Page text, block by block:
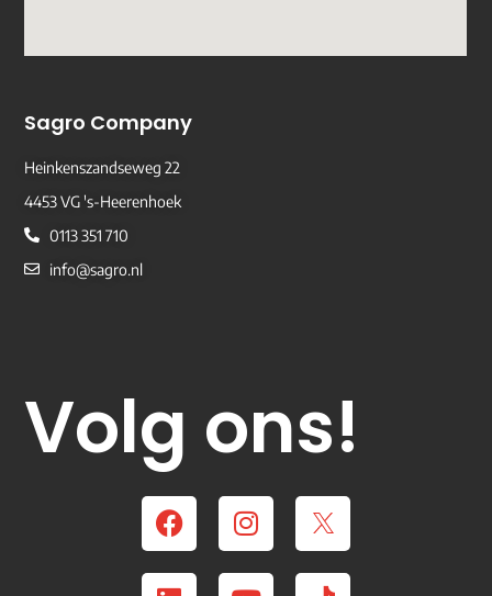
Volg ons!
Sagro Company
Heinkenszandseweg 22
4453 VG 's-Heerenhoek
0113 351 710
info@sagro.nl